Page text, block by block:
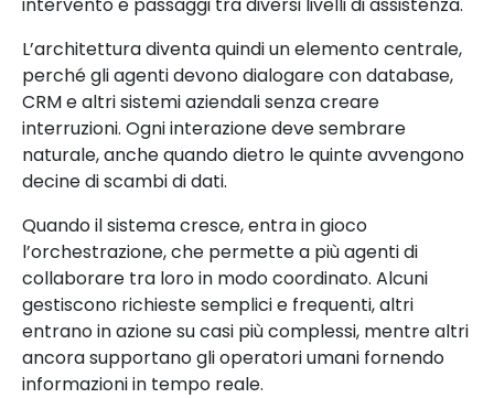
L’architettura diventa quindi un elemento centrale,
perché gli agenti devono dialogare con database,
CRM e altri sistemi aziendali senza creare
interruzioni. Ogni interazione deve sembrare
naturale, anche quando dietro le quinte avvengono
decine di scambi di dati.
Quando il sistema cresce, entra in gioco
l’orchestrazione, che permette a più agenti di
collaborare tra loro in modo coordinato. Alcuni
gestiscono richieste semplici e frequenti, altri
entrano in azione su casi più complessi, mentre altri
ancora supportano gli operatori umani fornendo
informazioni in tempo reale.